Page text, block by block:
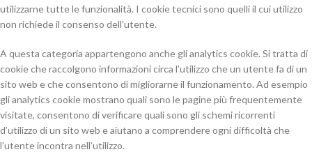
utilizzarne tutte le funzionalità. I cookie tecnici sono quelli il cui utilizzo
non richiede il consenso dell’utente.
A questa categoria appartengono anche gli analytics cookie. Si tratta di
cookie che raccolgono informazioni circa l’utilizzo che un utente fa di un
sito web e che consentono di migliorarne il funzionamento. Ad esempio
gli analytics cookie mostrano quali sono le pagine più frequentemente
visitate, consentono di verificare quali sono gli schemi ricorrenti
d’utilizzo di un sito web e aiutano a comprendere ogni difficoltà che
l’utente incontra nell’utilizzo.